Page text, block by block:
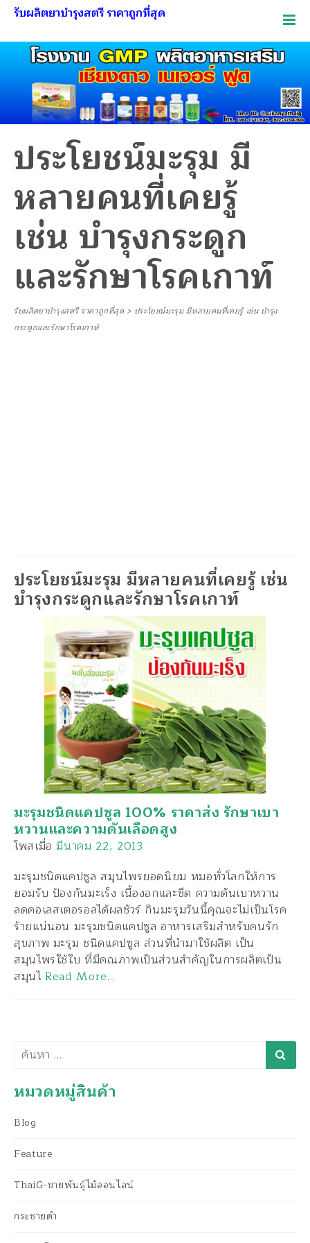
รับผลิตยาบำรุงสตรี ราคาถูกที่สุด
ประโยชน์มะรุม มี
หลายคนที่เคยรู้
เช่น บำรุงกระดูก
และรักษาโรคเกาท์
รับผลิตยาบำรุงสตรี ราคาถูกที่สุด > ประโยชน์มะรุม มีหลายคนที่เคยรู้ เช่น บำรุง
กระดูกและรักษาโรคเกาท์
ประโยชน์มะรุม มีหลายคนที่เคยรู้ เช่น
บำรุงกระดูกและรักษาโรคเกาท์
มะรุมชนิดแคปซูล 100% ราคาส่ง รักษาเบา
หวานและความดันเลือดสูง
โพสเมื่อ มีนาคม 22, 2013
มะรุมชนิดแคปซูล สมุนไพรยอดนิยม หมอทั่วโลกให้การ
ยอมรับ ป้องกันมะเร็ง เนื้องอกและซีด ความดันเบาหวาน
ลดคอเลสเตอรอลได้ผลชัวร์ กินมะรุมวันนี้คุณจะไม่เป็นโรค
ร้ายแน่นอน มะรุมชนิดแคปซูล อาหารเสริมสำหรับคนรัก
สุขภาพ มะรุม ชนิดแคปซูล ส่วนที่นำมาใช้ผลิต เป็น
สมุนไพรใช้ใบ ที่มีคณภาพเป็นส่วนสำคัญในการผลิตเป็น
สมุนไRead More…
ค้นหา
หมวดหมู่สินค้า
Blog
Feature
ThaiG-ขายพันธุ์ไม้ออนไลน์
กระชายดำ